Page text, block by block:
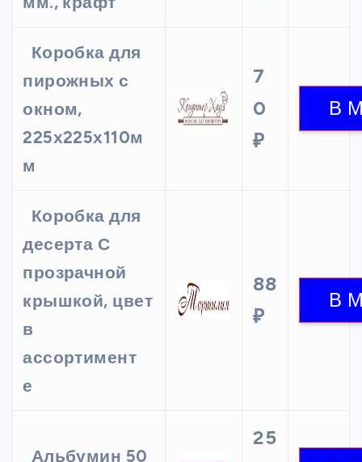
Коробка для
пирожных с
окном,
225х225х110м
м
7
0
₽
Коробка для
десерта С
прозрачной
крышкой, цвет
в
ассортимент
е
88
₽
Альбумин 50
25